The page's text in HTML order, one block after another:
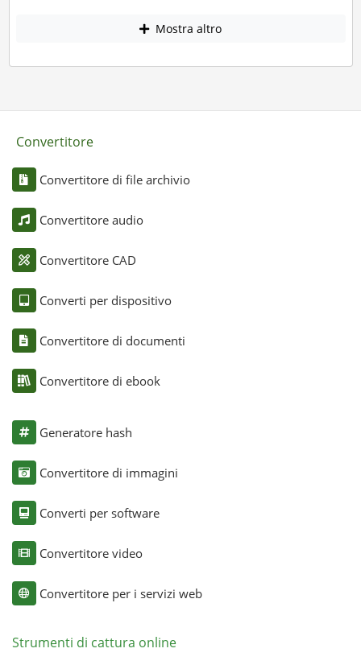
Mostra altro
Convertitore
Convertitore di file archivio
Convertitore audio
Convertitore CAD
Converti per dispositivo
Convertitore di documenti
Convertitore di ebook
Generatore hash
Convertitore di immagini
Converti per software
Convertitore video
Convertitore per i servizi web
Strumenti di cattura online